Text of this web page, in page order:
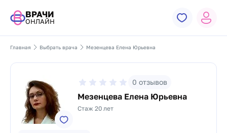
ВРАЧИ
ОНЛАЙН
Главная Выбрать врача Мезенцева Елена Юрьевна
0 отзывов
Мезенцева Елена Юрьевна
Стаж 20 лет